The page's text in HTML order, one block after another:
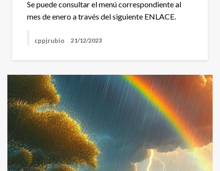
Se puede consultar el menú correspondiente al
mes de enero a través del siguiente ENLACE.
cppjrubio 21/12/2023